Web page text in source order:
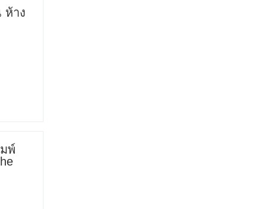
ห้าง
พ์